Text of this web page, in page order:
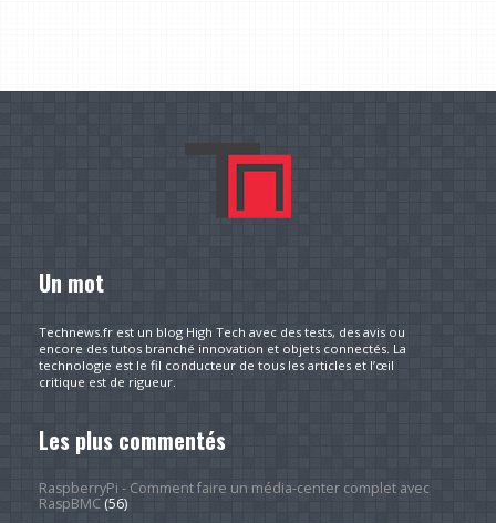
Un mot
Technews.fr est un blog High Tech avec des tests, des avis ou
encore des tutos branché innovation et objets connectés. La
technologie est le fil conducteur de tous les articles et l’œil
critique est de rigueur.
Les plus commentés
RaspberryPi - Comment faire un média-center complet avec
RaspBMC(56)